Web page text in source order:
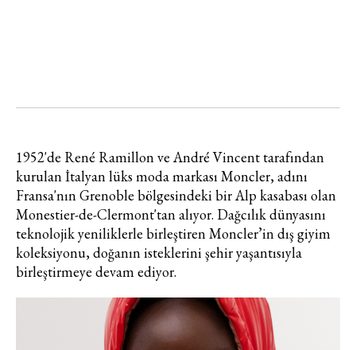
1952'de René Ramillon ve André Vincent tarafından
kurulan İtalyan lüks moda markası Moncler, adını
Fransa'nın Grenoble bölgesindeki bir Alp kasabası olan
Monestier-de-Clermont'tan alıyor. Dağcılık dünyasını
teknolojik yeniliklerle birleştiren Moncler’in dış giyim
koleksiyonu, doğanın isteklerini şehir yaşantısıyla
birleştirmeye devam ediyor.